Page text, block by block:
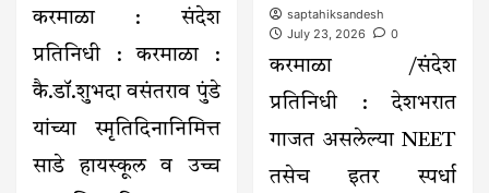
जिल्हाभरातील
विद्यार्थ्यांचा
तळेकरचे
यश;
तिसरा
करमाळा : संदेश
प्रतिनिधी : करमाळा :
कै.डॉ.शुभदा वसंतराव पुंडे
यांच्या स्मृतिदिनानिमित्त
साडे हायस्कूल व उच्च
saptahiksandesh
July 23, 2026
0
करमाळा /संदेश
प्रतिनिधी : देशभरात
गाजत असलेल्या NEET
तसेच इतर स्पर्धा